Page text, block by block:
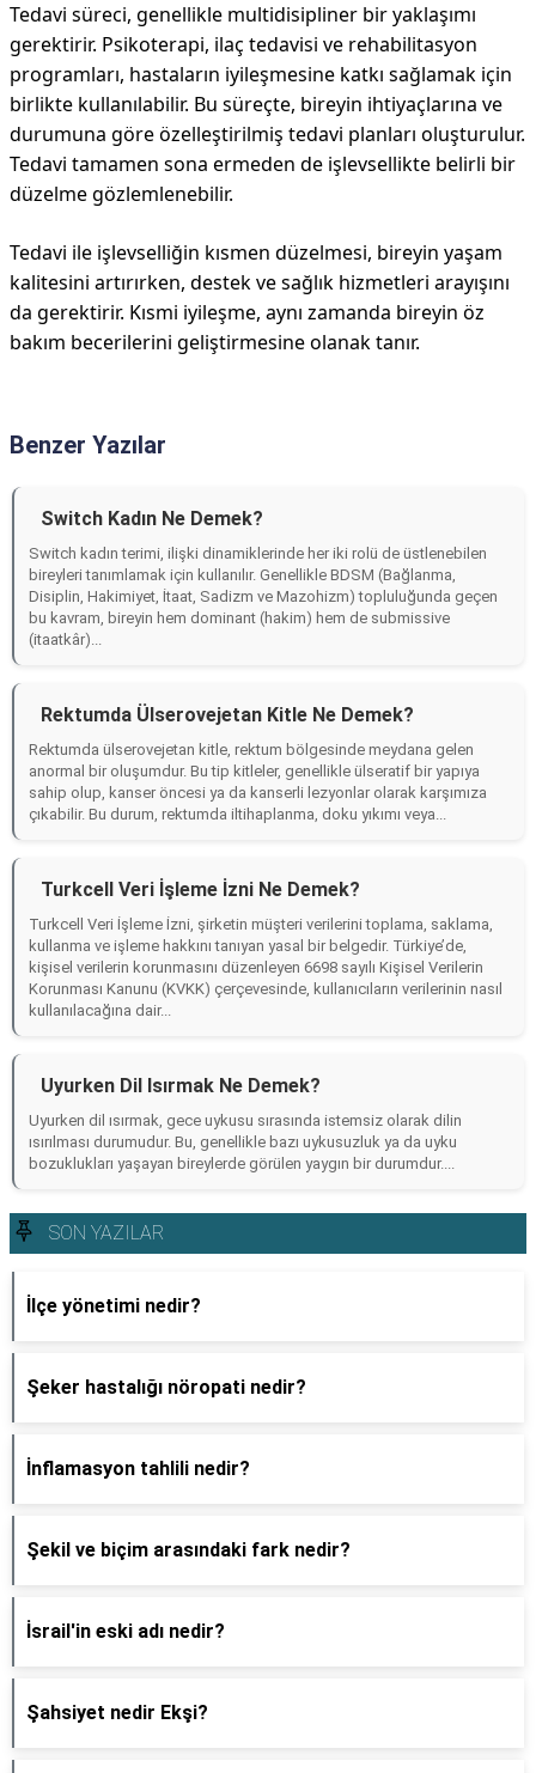
Tedavi süreci, genellikle multidisipliner bir yaklaşımı
gerektirir. Psikoterapi, ilaç tedavisi ve rehabilitasyon
programları, hastaların iyileşmesine katkı sağlamak için
birlikte kullanılabilir. Bu süreçte, bireyin ihtiyaçlarına ve
durumuna göre özelleştirilmiş tedavi planları oluşturulur.
Tedavi tamamen sona ermeden de işlevsellikte belirli bir
düzelme gözlemlenebilir.
Tedavi ile işlevselliğin kısmen düzelmesi, bireyin yaşam
kalitesini artırırken, destek ve sağlık hizmetleri arayışını
da gerektirir. Kısmi iyileşme, aynı zamanda bireyin öz
bakım becerilerini geliştirmesine olanak tanır.
Benzer Yazılar
Switch Kadın Ne Demek?
Switch kadın terimi, ilişki dinamiklerinde her iki rolü de üstlenebilen
bireyleri tanımlamak için kullanılır. Genellikle BDSM (Bağlanma,
Disiplin, Hakimiyet, İtaat, Sadizm ve Mazohizm) topluluğunda geçen
bu kavram, bireyin hem dominant (hakim) hem de submissive
(itaatkâr)...
Rektumda Ülserovejetan Kitle Ne Demek?
Rektumda ülserovejetan kitle, rektum bölgesinde meydana gelen
anormal bir oluşumdur. Bu tip kitleler, genellikle ülseratif bir yapıya
sahip olup, kanser öncesi ya da kanserli lezyonlar olarak karşımıza
çıkabilir. Bu durum, rektumda iltihaplanma, doku yıkımı veya...
Turkcell Veri İşleme İzni Ne Demek?
Turkcell Veri İşleme İzni, şirketin müşteri verilerini toplama, saklama,
kullanma ve işleme hakkını tanıyan yasal bir belgedir. Türkiye’de,
kişisel verilerin korunmasını düzenleyen 6698 sayılı Kişisel Verilerin
Korunması Kanunu (KVKK) çerçevesinde, kullanıcıların verilerinin nasıl
kullanılacağına dair...
Uyurken Dil Isırmak Ne Demek?
Uyurken dil ısırmak, gece uykusu sırasında istemsiz olarak dilin
ısırılması durumudur. Bu, genellikle bazı uykusuzluk ya da uyku
bozuklukları yaşayan bireylerde görülen yaygın bir durumdur....
SON YAZILAR
İlçe yönetimi nedir?
Şeker hastalığı nöropati nedir?
İnflamasyon tahlili nedir?
Şekil ve biçim arasındaki fark nedir?
İsrail'in eski adı nedir?
Şahsiyet nedir Ekşi?